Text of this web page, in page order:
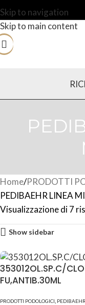
Skip to navigation
Skip to main content
Home PRODOTTI
PEDIBAEHR LINEA
Visualizzazione di 7
Show sidebar
353012OL.SP.C/
FU,ANTIB.30ML
PRODOTTI PODOLOGICI